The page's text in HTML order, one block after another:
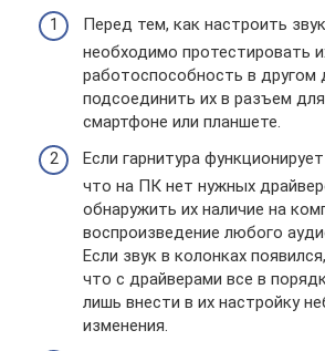
Перед тем, как настроить
необходимо протестировать
работоспособность в другом
подсоединить их в разъем
смартфоне или планшете.
Если гарнитура
что на ПК нет нужных
обнаружить их наличие на
воспроизведение любого
Если звук в колонках
что с драйверами все в
лишь внести в их настройку
изменения.